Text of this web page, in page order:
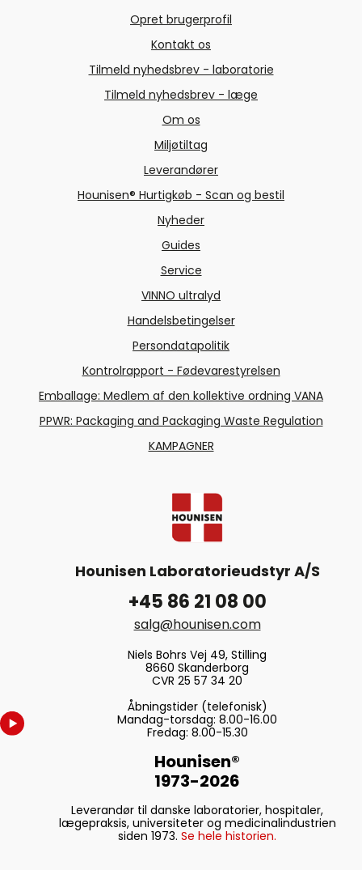
Opret brugerprofil
Kontakt os
Tilmeld nyhedsbrev - laboratorie
Tilmeld nyhedsbrev - læge
Om os
Miljøtiltag
Leverandører
Hounisen® Hurtigkøb - Scan og bestil
Nyheder
Guides
Service
VINNO ultralyd
Handelsbetingelser
Persondatapolitik
Kontrolrapport - Fødevarestyrelsen
Emballage: Medlem af den kollektive ordning VANA
PPWR: Packaging and Packaging Waste Regulation
KAMPAGNER
Hounisen Laboratorieudstyr A/S
+45 86 21 08 00
salg@hounisen.com
Niels Bohrs Vej 49, Stilling
8660 Skanderborg
CVR 25 57 34 20
Åbningstider (telefonisk)
Mandag-torsdag: 8.00-16.00
Fredag: 8.00-15.30
Hounisen®
1973-2026
Leverandør til danske laboratorier, hospitaler,
lægepraksis, universiteter og medicinalindustrien
siden 1973. Se hele historien.